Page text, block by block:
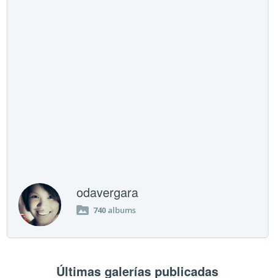
odavergara
740 albums
Últimas galerías publicadas